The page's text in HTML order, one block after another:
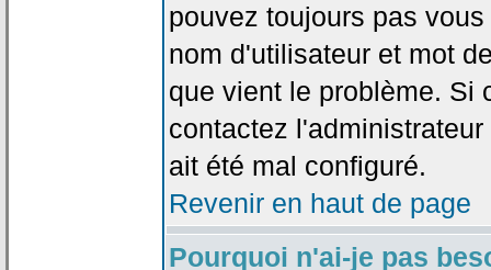
pouvez toujours pas
nom d'utilisateur et mot
que vient le problème. Si
contactez
ait été mal configuré.
Revenir en haut de page
Pourquoi n'ai-je pas